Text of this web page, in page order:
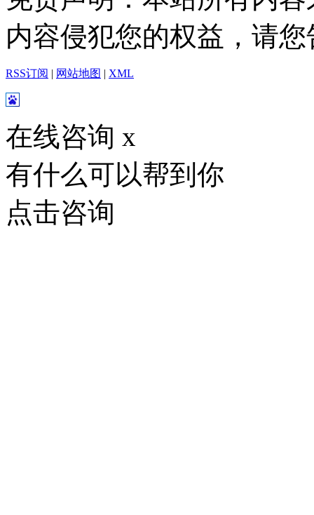
内容侵犯您的权益，请
RSS订阅 | 网站地图 | XML
在线咨询 x
有什么可以帮到你
点击咨询